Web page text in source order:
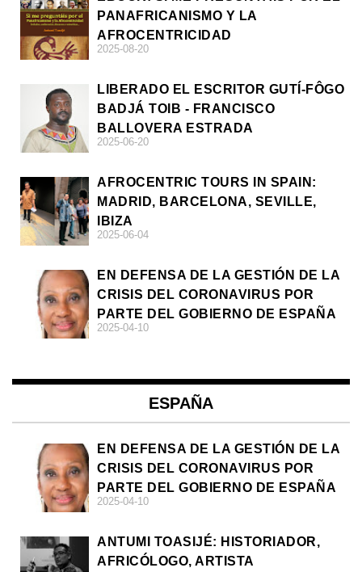
PANAFRICANISMO Y LA
AFROCENTRICIDAD
2025-08-20
LIBERADO EL ESCRITOR GUTÍ-FÔGO
BADJÁ TOIB - FRANCISCO
BALLOVERA ESTRADA
2025-06-20
AFROCENTRIC TOURS IN SPAIN:
MADRID, BARCELONA, SEVILLE,
IBIZA
2025-06-04
EN DEFENSA DE LA GESTIÓN DE LA
CRISIS DEL CORONAVIRUS POR
PARTE DEL GOBIERNO DE ESPAÑA
2025-04-10
ESPAÑA
EN DEFENSA DE LA GESTIÓN DE LA
CRISIS DEL CORONAVIRUS POR
PARTE DEL GOBIERNO DE ESPAÑA
2025-04-10
ANTUMI TOASIJÉ: HISTORIADOR,
AFRICÓLOGO, ARTISTA